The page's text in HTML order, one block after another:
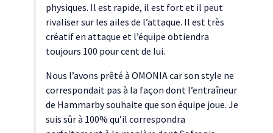
physiques. Il est rapide, il est fort et il peut
rivaliser sur les ailes de l’attaque. Il est très
créatif en attaque et l’équipe obtiendra
toujours 100 pour cent de lui.
Nous l’avons prêté à OMONIA car son style ne
correspondait pas à la façon dont l’entraîneur
de Hammarby souhaite que son équipe joue. Je
suis sûr à 100% qu’il correspondra